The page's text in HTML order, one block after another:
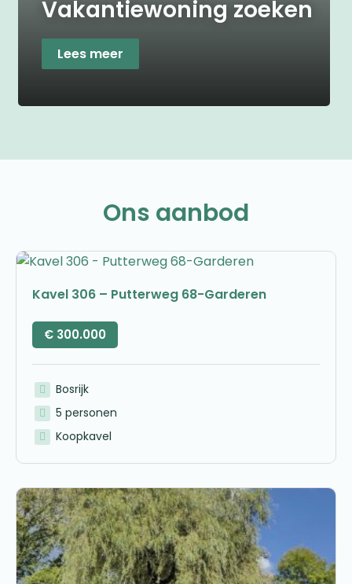
Vakantiewoning zoeken
Lees meer
Ons aanbod
Kavel 306 – Putterweg 68-Garderen
€ 300.000
Bosrijk
5 personen
Koopkavel